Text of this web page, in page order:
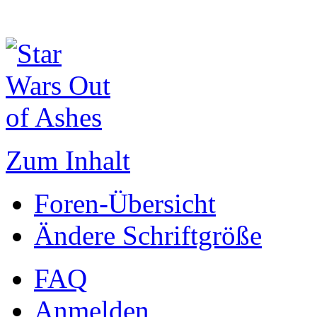
Zum Inhalt
Foren-Übersicht
Ändere Schriftgröße
FAQ
Anmelden